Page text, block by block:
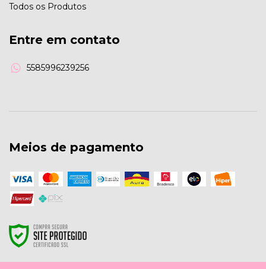
Todos os Produtos
Entre em contato
5585996239256
Meios de pagamento